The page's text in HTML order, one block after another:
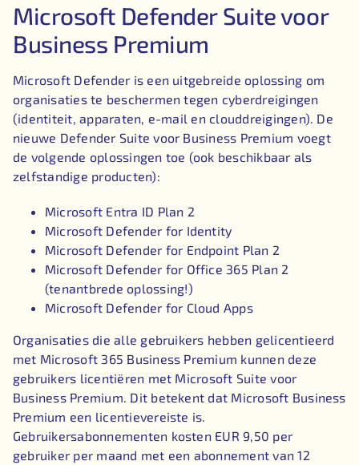
Microsoft Defender Suite voor
Business Premium
Microsoft Defender is een uitgebreide oplossing om
organisaties te beschermen tegen cyberdreigingen
(identiteit, apparaten, e-mail en clouddreigingen). De
nieuwe Defender Suite voor Business Premium voegt
de volgende oplossingen toe (ook beschikbaar als
zelfstandige producten):
Microsoft Entra ID Plan 2
Microsoft Defender for Identity
Microsoft Defender for Endpoint Plan 2
Microsoft Defender for Office 365 Plan 2
(tenantbrede oplossing!)
Microsoft Defender for Cloud Apps
Organisaties die alle gebruikers hebben gelicentieerd
met Microsoft 365 Business Premium kunnen deze
gebruikers licentiëren met Microsoft Suite voor
Business Premium. Dit betekent dat Microsoft Business
Premium een licentievereiste is.
Gebruikersabonnementen kosten EUR 9,50 per
gebruiker per maand met een abonnement van 12